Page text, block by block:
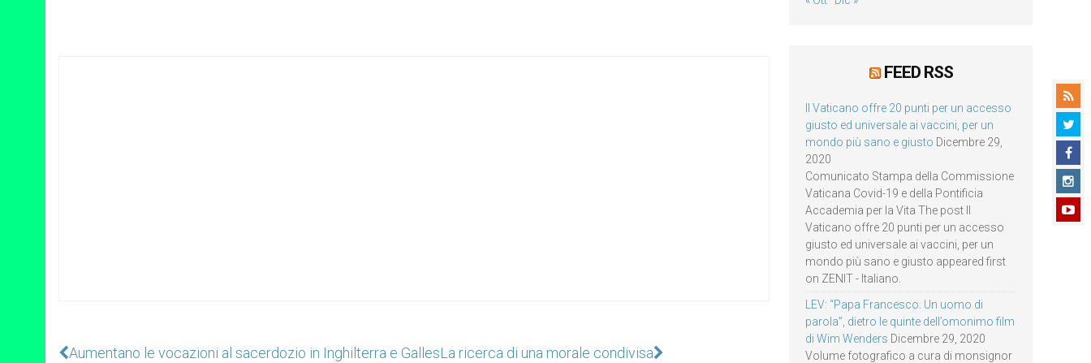
Aumentano le vocazioni al sacerdozio in Inghilterra e GallesLa ricerca di una morale condivisa
FEED RSS
Il Vaticano offre 20 punti per un accesso
giusto ed universale ai vaccini, per un
mondo più sano e giusto Dicembre 29,
2020
Comunicato Stampa della Commissione
Vaticana Covid-19 e della Pontificia
Accademia per la Vita The post Il
Vaticano offre 20 punti per un accesso
giusto ed universale ai vaccini, per un
mondo più sano e giusto appeared first
on ZENIT - Italiano.
LEV: “Papa Francesco. Un uomo di
parola”, dietro le quinte dell’omonimo film
di Wim Wenders Dicembre 29, 2020
Volume fotografico a cura di monsignor